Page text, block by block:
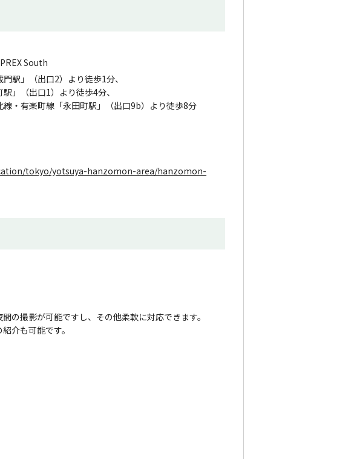
South
駅」（出口2）より徒歩1分、
」（出口1）より徒歩4分、
・有楽町線「永田町駅」（出口9b）より徒歩8分
tokyo/yotsuya-hanzomon-area/hanzomon-
の撮影が可能ですし、その他柔軟に対応できます。
介も可能です。